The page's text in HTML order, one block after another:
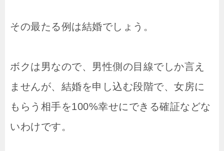
その最たる例は結婚でしょう。
ボクは男なので、男性側の目線でしか言え
ませんが、 結婚を申し込む段階で、女房に
もらう相手を100%幸せにできる確証などな
いわけです。